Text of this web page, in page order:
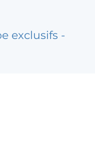
exclusifs -